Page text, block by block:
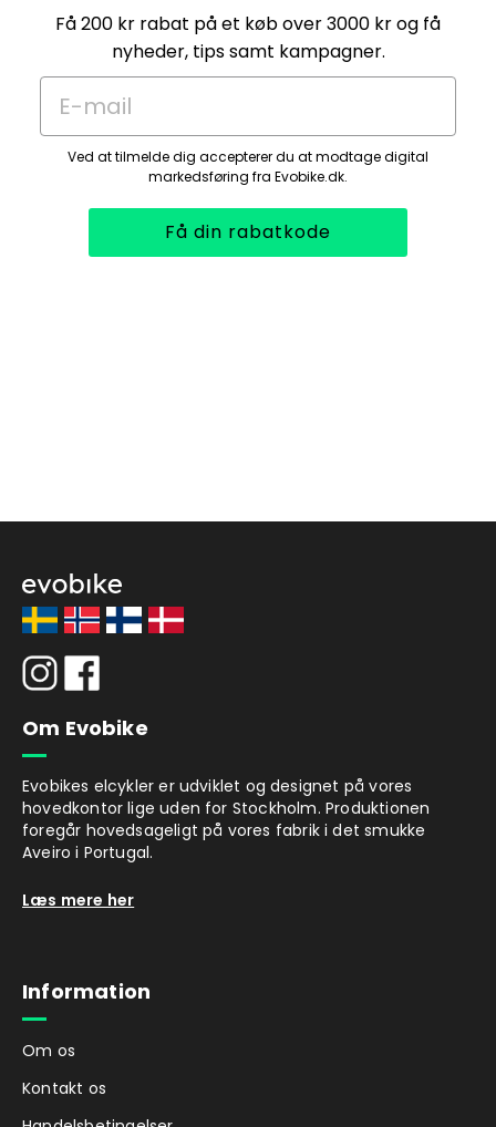
Få 200 kr rabat på et køb over 3000 kr og få
nyheder, tips samt kampagner.
E-mail
Ved at tilmelde dig accepterer du at modtage digital
markedsføring fra Evobike.dk.
Få din rabatkode
Om Evobike
Evobikes elcykler er udviklet og designet på vores
hovedkontor lige uden for Stockholm. Produktionen
foregår hovedsageligt på vores fabrik i det smukke
Aveiro i Portugal.
Læs mere her
Information
Om os
Kontakt os